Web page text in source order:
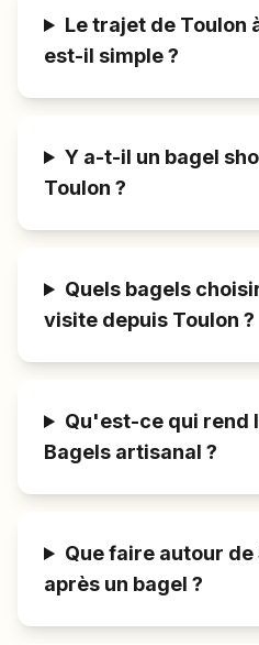
Le trajet de Toulon
est-il simple ?
Y a-t-il un bagel
Toulon ?
Quels bagels
visite depuis Toulon ?
Qu'est-ce qui rend
Bagels artisanal ?
Que faire autour
après un bagel ?